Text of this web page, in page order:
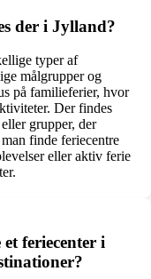
der i Jylland?
typer af
målgrupper og
på familieferier, hvor
Der findes
grupper, der
finde feriecentre
eller aktiv ferie
feriecenter i